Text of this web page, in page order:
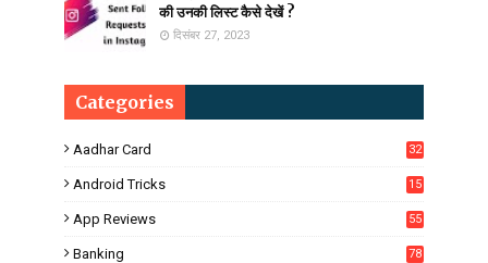
की उनकी लिस्ट कैसे देखें ?
दिसंबर 27, 2023
Categories
Aadhar Card 32
Android Tricks
15
App Reviews 55
Banking 78